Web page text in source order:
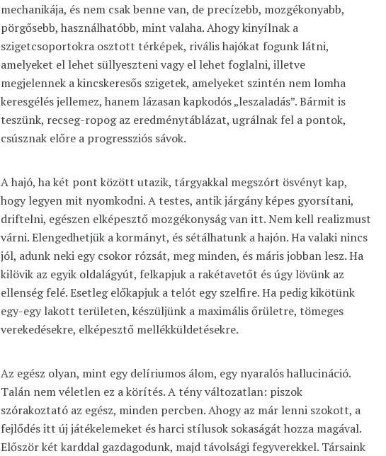
mechanikája, és nem csak benne van, de precízebb, mozgékonyabb,
pörgősebb, használhatóbb, mint valaha. Ahogy kinyílnak a
szigetcsoportokra osztott térképek, rivális hajókat fogunk látni,
amelyeket el lehet süllyeszteni vagy el lehet foglalni, illetve
megjelennek a kincskeresős szigetek, amelyeket szintén nem lomha
keresgélés jellemez, hanem lázasan kapkodós „leszaladás”. Bármit is
teszünk, recseg-ropog az eredménytáblázat, ugrálnak fel a pontok,
csúsznak előre a progressziós sávok.
A hajó, ha két pont között utazik, tárgyakkal megszórt ösvényt kap,
hogy legyen mit nyomkodni. A testes, antik járgány képes gyorsítani,
driftelni, egészen elképesztő mozgékonyság van itt. Nem kell realizmust
várni. Elengedhetjük a kormányt, és sétálhatunk a hajón. Ha valaki nincs
jól, adunk neki egy csokor rózsát, meg minden, és máris jobban lesz. Ha
kilövik az egyik oldalágyút, felkapjuk a rakétavetőt és úgy lövünk az
ellenség felé. Esetleg előkapjuk a telót egy szelfire. Ha pedig kikötünk
egy-egy lakott területen, készüljünk a maximális őrületre, tömeges
verekedésekre, elképesztő mellékküldetésekre.
Az egész olyan, mint egy delíriumos álom, egy nyaralós hallucináció.
Talán nem véletlen ez a körítés. A tény változatlan: piszok
szórakoztató az egész, minden percben. Ahogy az már lenni szokott, a
fejlődés itt új játékelemeket és harci stílusok sokaságát hozza magával.
Először két karddal gazdagodunk, majd távolsági fegyverekkel. Társaink